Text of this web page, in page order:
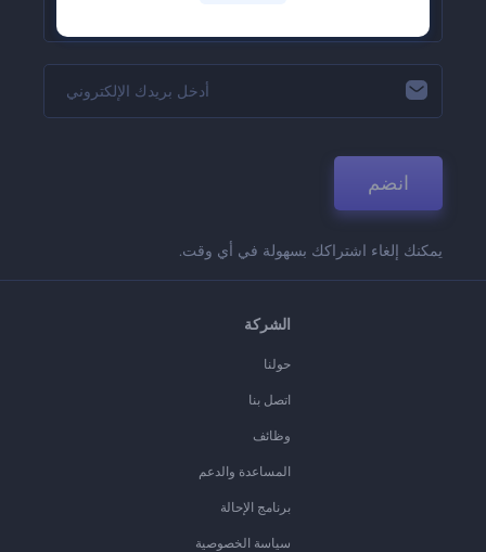
انضم
يمكنك إلغاء اشتراكك بسهولة في أي وقت.
الشركة
حولنا
اتصل بنا
وظائف
المساعدة والدعم
برنامج الإحالة
سياسة الخصوصية